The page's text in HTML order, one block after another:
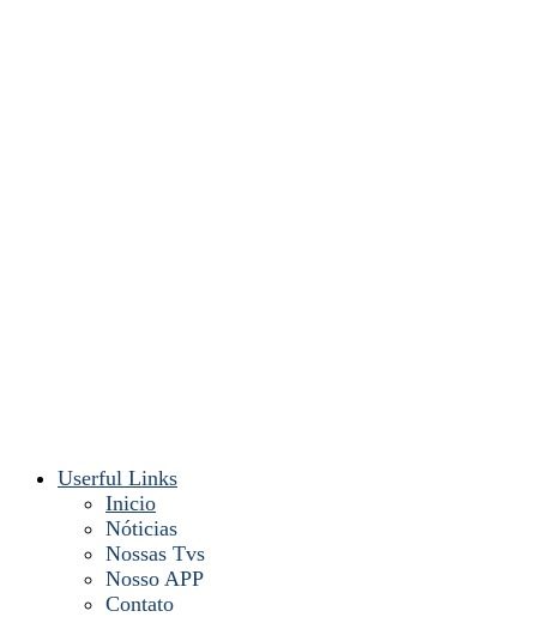
Userful Links
Inicio
Nóticias
Nossas Tvs
Nosso APP
Contato